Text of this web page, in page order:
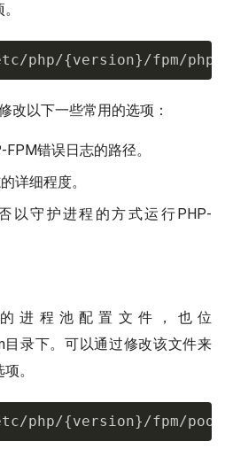
php/{version}/fpm/php-
改以下一些常用的选项：
FPM错误日志的路径。
详细程度。
以守护进程的方式运行PHP-
的进程池配置文件，也位
录下。可以通过修改该文件来
。
php/{version}/fpm/